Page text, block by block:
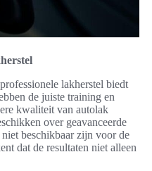
lakherstel biedt
de juiste training en
kwaliteit van autolak
over geavanceerde
beschikbaar zijn voor de
dat de resultaten niet alleen